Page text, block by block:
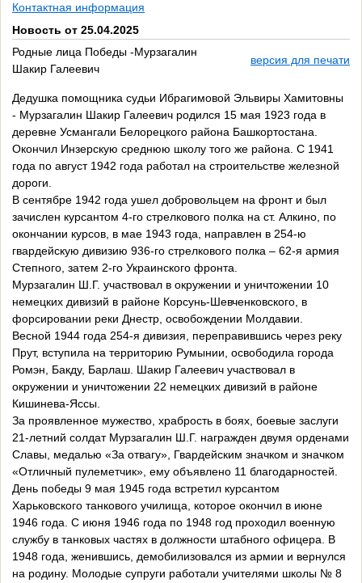
Контактная информация
Новость от 25.04.2025
Родные лица Победы -Мурзагалин
Шакир Галеевич
версия для печати
Дедушка помощника судьи Ибрагимовой Эльвиры Хамитовны
- Мурзагалин Шакир Галеевич родился 15 мая 1923 года в
деревне Усмангали Белорецкого района Башкортостана.
Окончил Инзерскую среднюю школу того же района. С 1941
года по август 1942 года работал на строительстве железной
дороги.
В сентябре 1942 года ушел добровольцем на фронт и был
зачислен курсантом 4-го стрелкового полка на ст. Алкино, по
окончании курсов, в мае 1943 года, направлен в 254-ю
гвардейскую дивизию 936-го стрелкового полка – 62-я армия
Степного, затем 2-го Украинского фронта.
Мурзагалин Ш.Г. участвовал в окружении и уничтожении 10
немецких дивизий в районе Корсунь-Шевченковского, в
форсировании реки Днестр, освобождении Молдавии.
Весной 1944 года 254-я дивизия, переправившись через реку
Прут, вступила на территорию Румынии, освободила города
Ромэн, Бакду, Барлаш. Шакир Галеевич участвовал в
окружении и уничтожении 22 немецких дивизий в районе
Кишинева-Яссы.
За проявленное мужество, храбрость в боях, боевые заслуги
21-летний солдат Мурзагалин Ш.Г. награжден двумя орденами
Славы, медалью «За отвагу», Гвардейским значком и значком
«Отличный пулеметчик», ему объявлено 11 благодарностей.
День победы 9 мая 1945 года встретил курсантом
Харьковского танкового училища, которое окончил в июне
1946 года. С июня 1946 года по 1948 год проходил военную
службу в танковых частях в должности штабного офицера. В
1948 года, женившись, демобилизовался из армии и вернулся
на родину. Молодые супруги работали учителями школы № 8